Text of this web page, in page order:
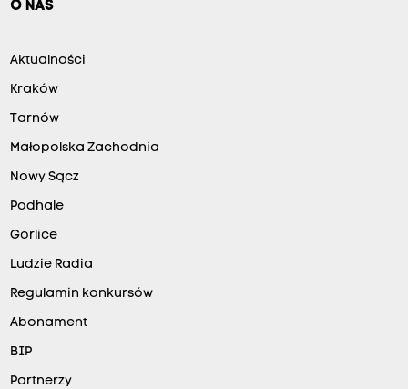
O NAS
Aktualności
Kraków
Tarnów
Małopolska Zachodnia
Nowy Sącz
Podhale
Gorlice
Ludzie Radia
Regulamin konkursów
Abonament
BIP
Partnerzy